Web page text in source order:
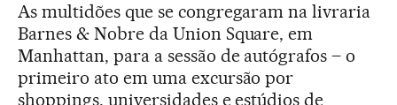
As multidões que se congregaram na livraria
Barnes & Nobre da Union Square, em
Manhattan, para a sessão de autógrafos – o
primeiro ato em uma excursão por
shoppings, universidades e estúdios de